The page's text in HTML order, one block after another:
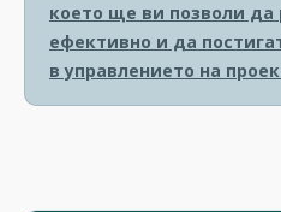
което ще ви позволи да
ефективно и да
в управлението на